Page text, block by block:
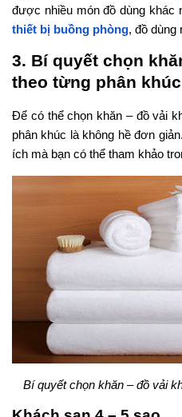
được nhiều món đồ dùng khác
thiết bị buồng phòng, đồ dùng
3. Bí quyết chọn
theo từng phân khúc
Để có thể chọn khăn – đồ vải
phân khúc là không hề đơn
ích mà bạn có thể tham khảo
Bí quyết chọn khăn – đồ vải